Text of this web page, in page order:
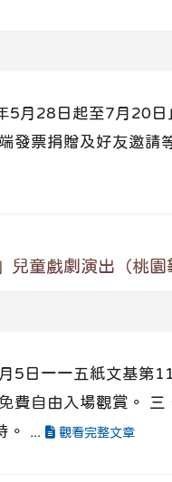
月28日起至7月20
發票捐贈及好友邀
童戲劇演出（桃園
5日一一五紙文基第
費自由入場觀賞。
...
觀看完整文章